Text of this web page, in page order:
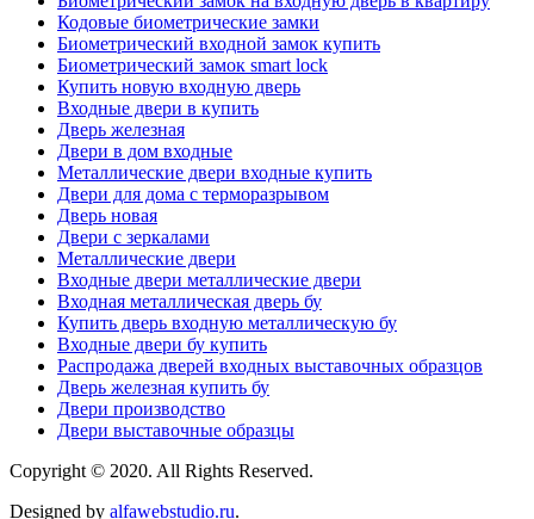
Кодовые биометрические замки
Биометрический входной замок купить
Биометрический замок smart lock
Купить новую входную дверь
Входные двери в купить
Дверь железная
Двери в дом входные
Металлические двери входные купить
Двери для дома с терморазрывом
Дверь новая
Двери с зеркалами
Металлические двери
Входные двери металлические двери
Входная металлическая дверь бу
Купить дверь входную металлическую бу
Входные двери бу купить
Распродажа дверей входных выставочных образцов
Дверь железная купить бу
Двери производство
Двери выставочные образцы
Copyright © 2020. All Rights Reserved.
Designed by alfawebstudio.ru.